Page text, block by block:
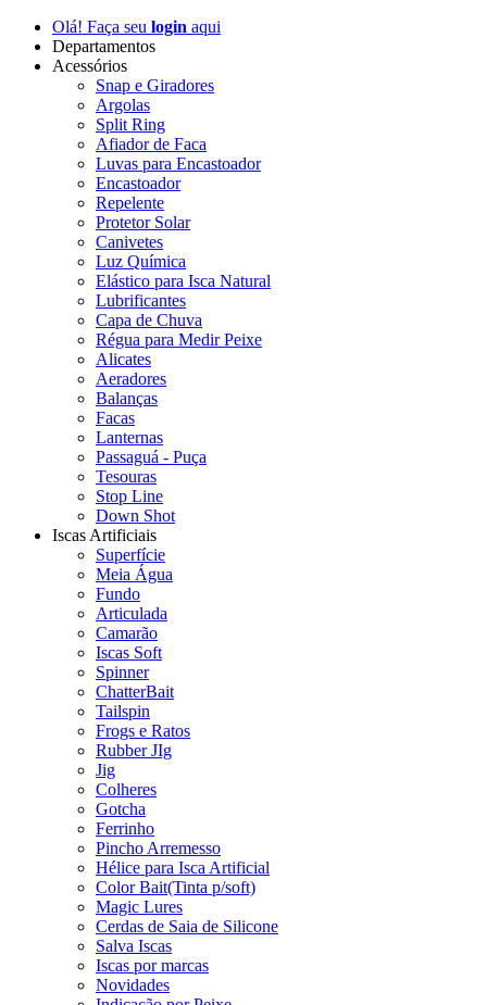
Olá! Faça seu login aqui
Departamentos
Acessórios
Snap e Giradores
Argolas
Split Ring
Afiador de Faca
Luvas para Encastoador
Encastoador
Repelente
Protetor Solar
Canivetes
Luz Química
Elástico para Isca Natural
Lubrificantes
Capa de Chuva
Régua para Medir Peixe
Alicates
Aeradores
Balanças
Facas
Lanternas
Passaguá - Puça
Tesouras
Stop Line
Down Shot
Iscas Artificiais
Superfície
Meia Água
Fundo
Articulada
Camarão
Iscas Soft
Spinner
ChatterBait
Tailspin
Frogs e Ratos
Rubber JIg
Jig
Colheres
Gotcha
Ferrinho
Pincho Arremesso
Hélice para Isca Artificial
Color Bait(Tinta p/soft)
Magic Lures
Cerdas de Saia de Silicone
Salva Iscas
Iscas por marcas
Novidades